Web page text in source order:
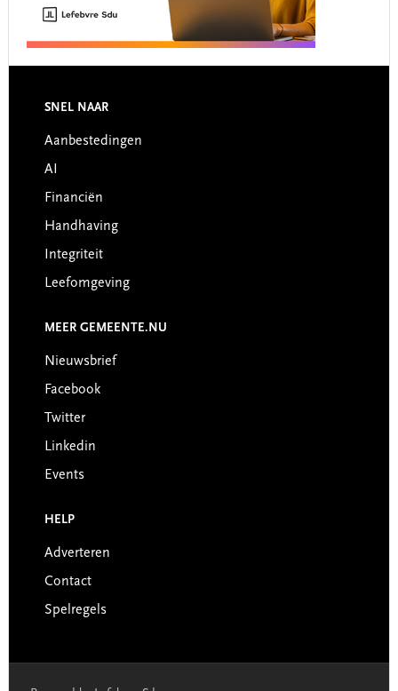
Footer
SNEL NAAR
Aanbestedingen
AI
Financiën
Handhaving
Integriteit
Leefomgeving
MEER GEMEENTE.NU
Nieuwsbrief
Facebook
Twitter
Linkedin
Events
HELP
Adverteren
Contact
Spelregels